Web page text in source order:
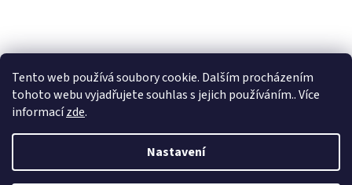
Tento web používá soubory cookie. Dalším procházením
tohoto webu vyjadřujete souhlas s jejich používáním.. Více
informacízde.
Nastavení
Vytvořil Shoptet